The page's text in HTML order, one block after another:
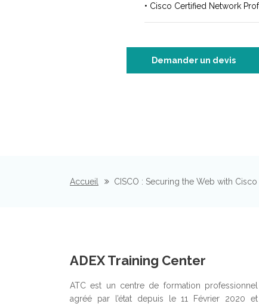
• Cisco Certified Network
Demander un devis
Accueil CISCO : Securing the Web with
ADEX Training Center
ATC est un centre de formation professionnel
agréé par l’état depuis le 11 Février 2020 et